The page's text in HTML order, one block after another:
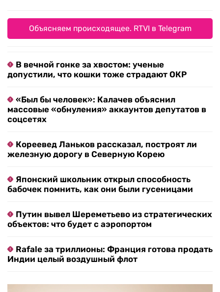
Объясняем происходящее. RTVI в Telegram
В вечной гонке за хвостом: ученые
допустили, что кошки тоже страдают ОКР
«Был бы человек»: Калачев объяснил
массовые «обнуления» аккаунтов депутатов в
соцсетях
Кореевед Ланьков рассказал, построят ли
железную дорогу в Северную Корею
Японский школьник открыл способность
бабочек помнить, как они были гусеницами
Путин вывел Шереметьево из стратегических
объектов: что будет с аэропортом
Rafale за триллионы: Франция готова продать
Индии целый воздушный флот